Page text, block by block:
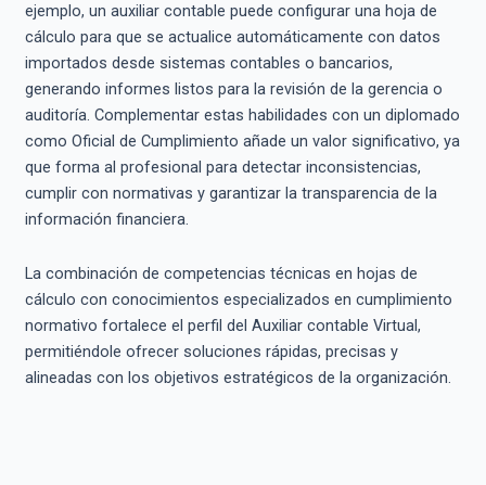
ejemplo, un auxiliar contable puede configurar una hoja de
cálculo para que se actualice automáticamente con datos
importados desde sistemas contables o bancarios,
generando informes listos para la revisión de la gerencia o
auditoría. Complementar estas habilidades con un diplomado
como Oficial de Cumplimiento añade un valor significativo, ya
que forma al profesional para detectar inconsistencias,
cumplir con normativas y garantizar la transparencia de la
información financiera.
La combinación de competencias técnicas en hojas de
cálculo con conocimientos especializados en cumplimiento
normativo fortalece el perfil del Auxiliar contable Virtual,
permitiéndole ofrecer soluciones rápidas, precisas y
alineadas con los objetivos estratégicos de la organización.